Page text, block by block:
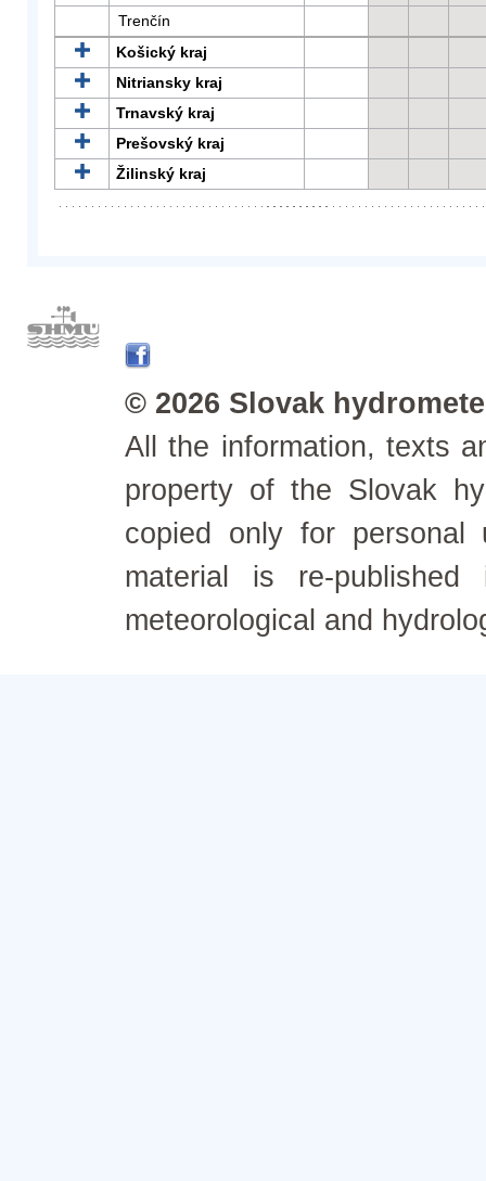
Trenčín
Košický kraj
Nitriansky kraj
Trnavský kraj
Prešovský kraj
Žilinský kraj
© 2026 Slovak
All the information, texts
property of the Slovak
copied only for personal
material is re-
meteorological and